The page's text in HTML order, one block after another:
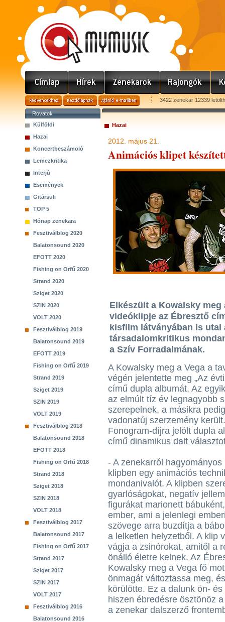
3422 zenekar 12339
Rovatok
Külföldi
Hazai
Koncertbeszámoló
Lemezkritika
Interjú
Események
Gitársuli
TOP 5
Hónap zenekara
Fesztiválblog 2020
Balatonsound 2020
EFOTT 2020
Fishing on Orfű 2020
Strand 2020
Sziget 2020
SZIN 2020
VOLT 2020
Fesztiválblog 2019
Balatonsound 2019
EFOTT 2019
Fishing on Orfű 2019
Strand 2019
Sziget 2019
SZIN 2019
VOLT 2019
Fesztiválblog 2018
Balatonsound 2018
EFOTT 2018
Fishing on Orfű 2018
Strand 2018
Sziget 2018
SZIN 2018
VOLT 2018
Fesztiválblog 2017
Balatonsound 2017
Fishing on Orfű 2017
Strand 2017
Sziget 2017
SZIN 2017
VOLT 2017
Fesztiválblog 2016
Balatonsound 2016
Hazai
2012. május 21.
Animációs klipet
Elkészült a Kowalsky meg
videóklipje az Ébresztő
kisfilm látványában is utal
társadalomkritikus
a Szív Forradalmának.
A Kowalsky meg a Vega a
végén jelentette meg „Az
című dupla albumát. Az
az elmúlt tíz év legnagyobb
szerepelnek, a másikra
vadonatúj szerzemény
Fonogram-díjra jelölt dupla
című dinamikus dalt
- A zenekarról
klipben egy animációs
mondanivalót. A klipben
gyarlóságokat, negatív
figurákat marionett
ember, ami a jelenlegi
szövege arra buzdítja a
a lelketlen helyzetből. A klip
vágja a zsinórokat, amitől a
önálló életre kelnek. Az
Kowalsky meg a Vega fő
önmagát változtassa meg,
körülötte. Ez a dalunk ön-
hiszen ébredésre ösztönöz
a zenekar dalszerző